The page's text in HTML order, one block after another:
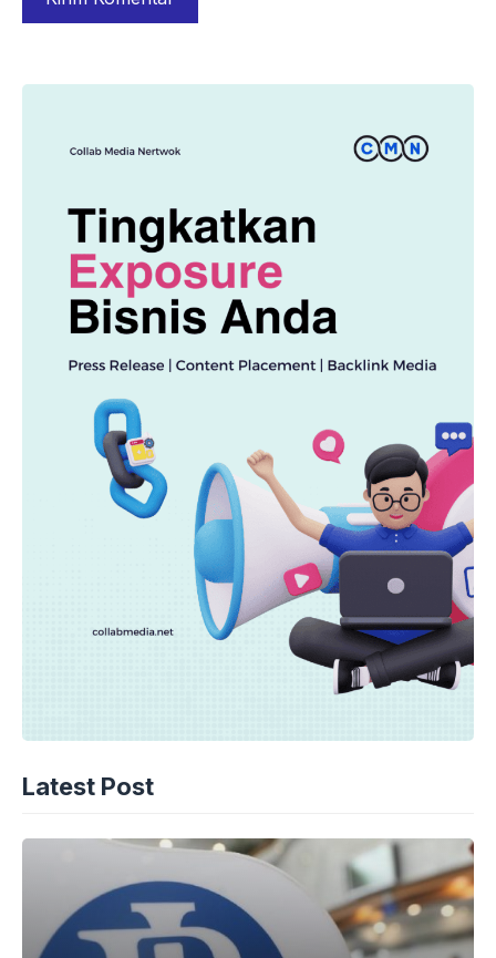
Latest Post